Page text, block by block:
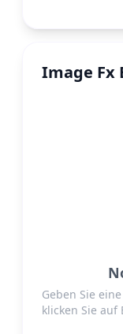
Image Fx
Geben Sie
klicken Sie auf